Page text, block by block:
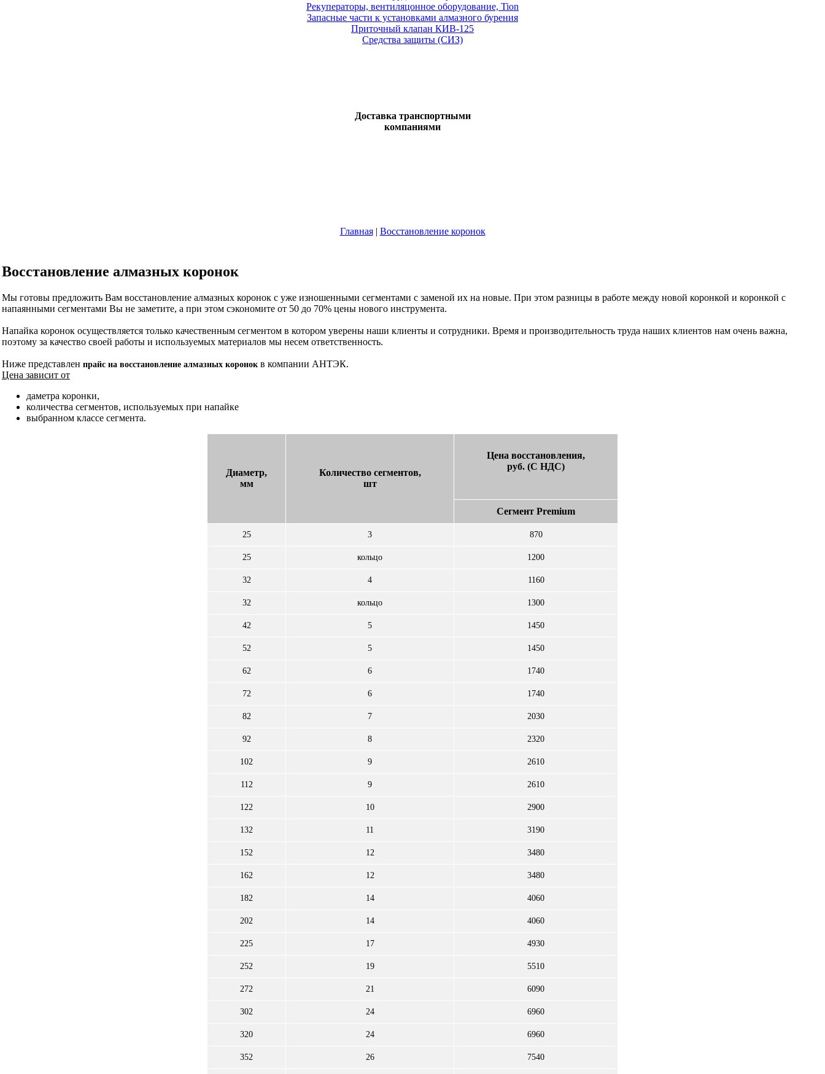
Рекуператоры, вентиляцонное оборудование, Tion
Запасные части к установками алмазного бурения
Приточный клапан КИВ-125
Средства защиты (СИЗ)
Доставка транспортными
компаниями
Главная| Восстановление коронок
Восстановление алмазных коронок
Мы готовы предложить Вам восстановление алмазных коронок с уже изношенными сегментами с заменой их на новые. При этом разницы в работе между новой коронкой и коронкой с
напаянными сегментами Вы не заметите, а при этом сэкономите от 50 до 70% цены нового инструмента.
Напайка коронок осуществляется только качественным сегментом в котором уверены наши клиенты и сотрудники. Время и производительность труда наших клиентов нам очень важна,
поэтому за качество своей работы и используемых материалов мы несем ответственность.
Ниже представлен прайс на восстановление алмазных коронок в компании АНТЭК.
Цена зависит от
даметра коронки,
количества сегментов, используемых при напайке
выбранном классе сегмента.
Диаметр,
мм
Количество сегментов,
шт
Цена восстановления,
руб. (С НДС)
Сегмент Premium
25 3 870
25 кольцо 1200
32 4 1160
32 кольцо 1300
42 5 1450
52 5 1450
62 6 1740
72 6 1740
82 7 2030
92 8 2320
102 9 2610
112 9 2610
122 10 2900
132 11 3190
152 12 3480
162 12 3480
182 14 4060
202 14 4060
225 17 4930
252 19 5510
272 21 6090
302 24 6960
320 24 6960
352 26 7540